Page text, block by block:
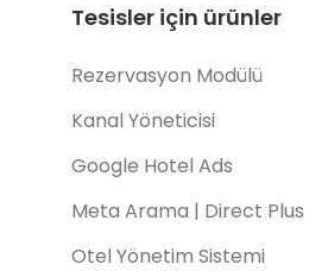
Tesisler için ürünler
Rezervasyon Modülü
Kanal Yöneticisi
Google Hotel Ads
Meta Arama | Direct Plus
Otel Yönetim Sistemi